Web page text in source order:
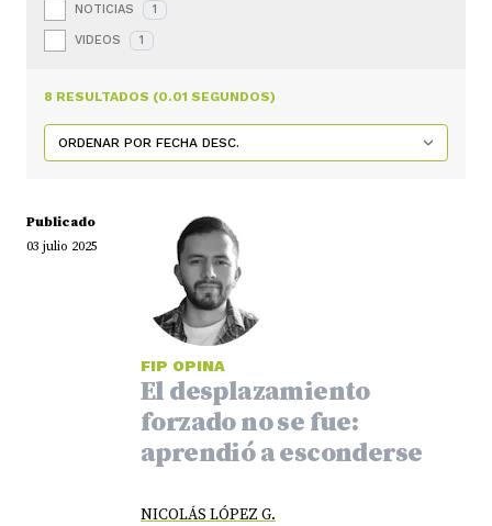
NOTICIAS 1
VIDEOS 1
8 RESULTADOS (0.01 SEGUNDOS)
Publicado
03 julio 2025
FIP OPINA
El desplazamiento
forzado no se fue:
aprendió a esconderse
NICOLÁS LÓPEZ G.